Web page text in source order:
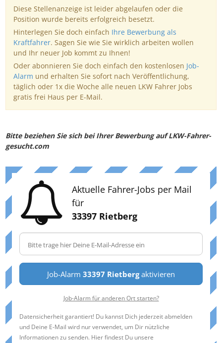
Diese Stellenanzeige ist leider abgelaufen oder die
Position wurde bereits erfolgreich besetzt.
Hinterlegen Sie doch einfach Ihre Bewerbung als
Kraftfahrer. Sagen Sie wie Sie wirklich arbeiten wollen
und Ihr neuer Job kommt zu Ihnen!
Oder abonnieren Sie doch einfach den kostenlosen Job-
Alarm und erhalten Sie sofort nach Veröffentlichung,
täglich oder 1x die Woche alle neuen LKW Fahrer Jobs
gratis frei Haus per E-Mail.
Bitte beziehen Sie sich bei Ihrer Bewerbung auf LKW-Fahrer-
gesucht.com
Aktuelle Fahrer-Jobs per Mail
für
33397 Rietberg
Job-Alarm 33397 Rietbergaktivieren
Job-Alarm für anderen Ort starten?
Datensicherheit garantiert! Du kannst Dich jederzeit abmelden
und Deine E-Mail wird nur verwendet, um Dir nützliche
Informationen zu senden. Hier findest Du unsere